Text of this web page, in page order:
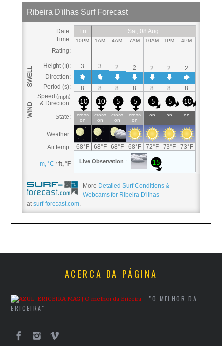
More Detailed Surf Conditions &
Webcams for Ribeira D'ilhas
atsurf-forecast.com.
ACERCA DA PÁGINA
"O MELHOR DA
ERICEIRA"